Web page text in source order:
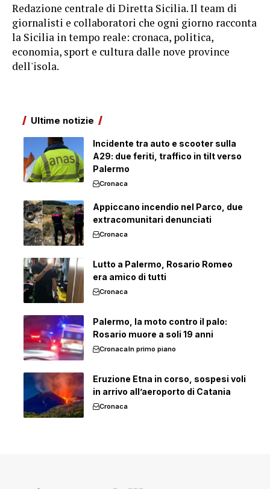
Redazione centrale di Diretta Sicilia. Il team di
giornalisti e collaboratori che ogni giorno racconta
la Sicilia in tempo reale: cronaca, politica,
economia, sport e cultura dalle nove province
dell'isola.
Ultime notizie
Incidente tra auto e scooter sulla
A29: due feriti, traffico in tilt verso
Palermo
Cronaca
Appiccano incendio nel Parco, due
extracomunitari denunciati
Cronaca
Lutto a Palermo, Rosario Romeo
era amico di tutti
Cronaca
Palermo, la moto contro il palo:
Rosario muore a soli 19 anni
CronacaIn primo piano
Eruzione Etna in corso, sospesi voli
in arrivo all’aeroporto di Catania
Cronaca